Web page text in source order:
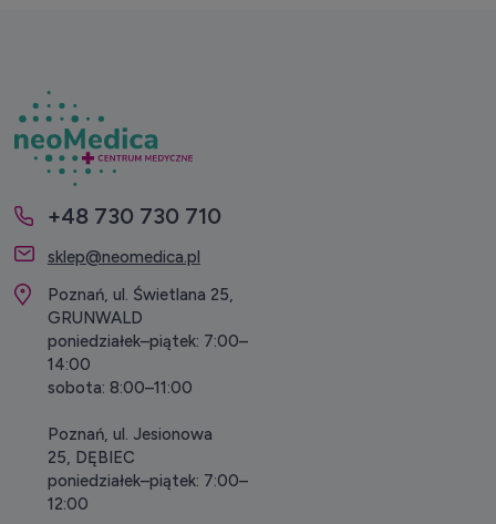
+48 730 730 710
sklep@neomedica.pl
Poznań, ul. Świetlana 25,
GRUNWALD
poniedziałek–piątek: 7:00–
14:00
sobota: 8:00–11:00
Poznań, ul. Jesionowa
25, DĘBIEC
poniedziałek–piątek: 7:00–
12:00